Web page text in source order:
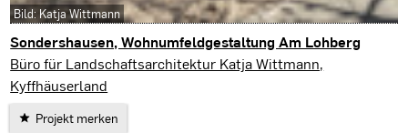
Sondershausen, Wohnumfeldgestaltung Am Lohberg
Sondershausen
Büro für Landschaftsarchitektur Katja Wittmann,
Kyffhäuserland
Projekt merken
Bild: Katja Wittmann